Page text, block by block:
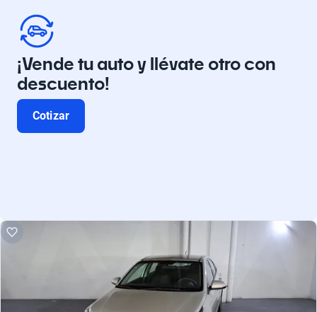
¡Vende tu auto y llévate otro con
descuento!
Cotizar